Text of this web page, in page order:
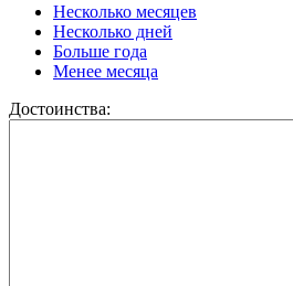
Несколько месяцев
Несколько дней
Больше года
Менее месяца
Достоинства: